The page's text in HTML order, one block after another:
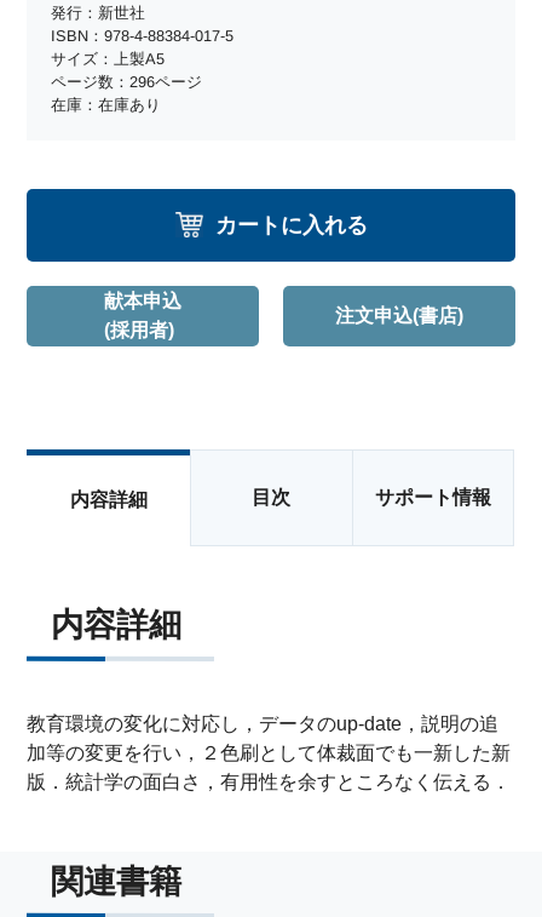
発行：新世社
ISBN：978-4-88384-017-5
サイズ：上製A5
ページ数：296ページ
在庫：在庫あり
カートに入れる
献本申込
(採用者)
注文申込(書店)
内容詳細 目次 サポート情報
内容詳細
教育環境の変化に対応し，データのup-date，説明の追
加等の変更を行い，２色刷として体裁面でも一新した新
版．統計学の面白さ，有用性を余すところなく伝える．
関連書籍